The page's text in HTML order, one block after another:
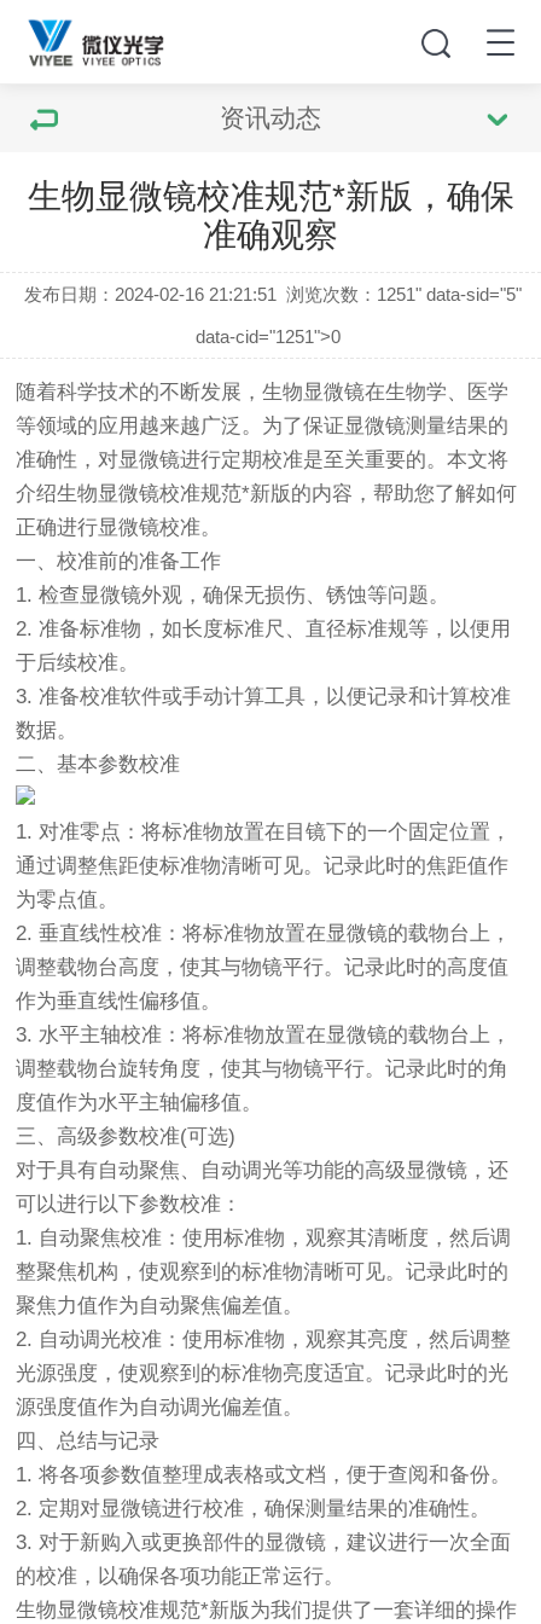
资讯动态
生物显微镜校准规范*新版，确保
准确观察
发布日期：2024-02-16 21:21:51 浏览次数： 1251" data-sid="5"
data-cid="1251">0
随着科学技术的不断发展，生物显微镜在生物学、医学
等领域的应用越来越广泛。为了保证显微镜测量结果的
准确性，对显微镜进行定期校准是至关重要的。本文将
介绍生物显微镜校准规范*新版的内容，帮助您了解如何
正确进行显微镜校准。
一、校准前的准备工作
1. 检查显微镜外观，确保无损伤、锈蚀等问题。
2. 准备标准物，如长度标准尺、直径标准规等，以便用
于后续校准。
3. 准备校准软件或手动计算工具，以便记录和计算校准
数据。
二、基本参数校准
1. 对准零点：将标准物放置在目镜下的一个固定位置，
通过调整焦距使标准物清晰可见。记录此时的焦距值作
为零点值。
2. 垂直线性校准：将标准物放置在显微镜的载物台上，
调整载物台高度，使其与物镜平行。记录此时的高度值
作为垂直线性偏移值。
3. 水平主轴校准：将标准物放置在显微镜的载物台上，
调整载物台旋转角度，使其与物镜平行。记录此时的角
度值作为水平主轴偏移值。
三、高级参数校准(可选)
对于具有自动聚焦、自动调光等功能的高级显微镜，还
可以进行以下参数校准：
1. 自动聚焦校准：使用标准物，观察其清晰度，然后调
整聚焦机构，使观察到的标准物清晰可见。记录此时的
聚焦力值作为自动聚焦偏差值。
2. 自动调光校准：使用标准物，观察其亮度，然后调整
光源强度，使观察到的标准物亮度适宜。记录此时的光
源强度值作为自动调光偏差值。
四、总结与记录
1. 将各项参数值整理成表格或文档，便于查阅和备份。
2. 定期对显微镜进行校准，确保测量结果的准确性。
3. 对于新购入或更换部件的显微镜，建议进行一次全面
的校准，以确保各项功能正常运行。
生物显微镜校准规范*新版为我们提供了一套详细的操作